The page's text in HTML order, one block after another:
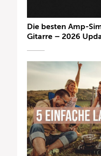
Die besten Amp-
Gitarre – 2026